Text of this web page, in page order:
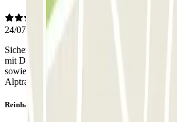
24/07/2026
Sicherheit höchst bedenklich. Eingeschlagene
mit Diebstahl trotz Kameras. Größe der
sowie Ausfahrt sehr eng und mit hohen
Alptraum für Schweller, Reifen und Felgen.
Reinhard